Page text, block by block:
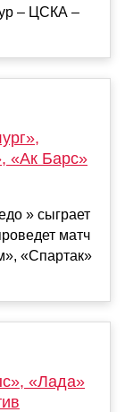
– ЦСКА –
«Ак Барс»
» сыграет
матч
«Спартак»
«Лада»